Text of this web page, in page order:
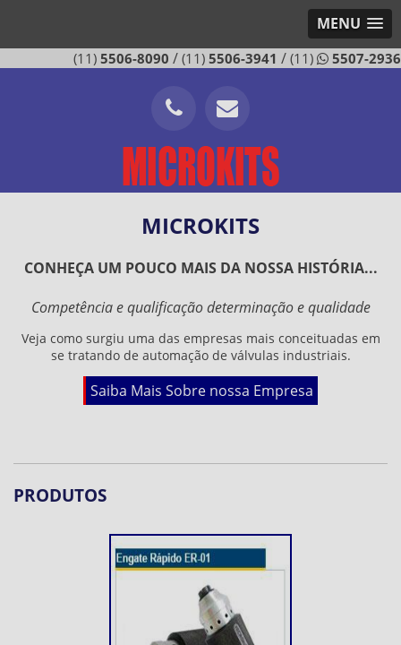
MENU
(11) 5506-8090 / (11) 5506-3941 / (11) 5507-2936
MICROKITS
CONHEÇA UM POUCO MAIS DA NOSSA HISTÓRIA...
Competência e qualificação determinação e qualidade
Veja como surgiu uma das empresas mais conceituadas em
se tratando de automação de válvulas industriais.
Saiba Mais Sobre nossa Empresa
PRODUTOS